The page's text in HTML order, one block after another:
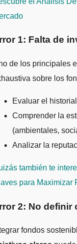
1: Falta de
de los principales
sobre los
Evaluar el
Comprender la
(ambientales,
Analizar la
también te
para Maximizar
2: No definir
fondos